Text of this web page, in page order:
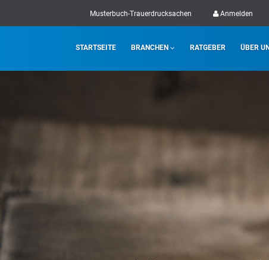
Musterbuch-Trauerdrucksachen Anmelden
STARTSEITE BRANCHEN RATGEBER ÜBER